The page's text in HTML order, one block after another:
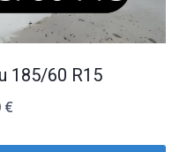
185/60 R15
€